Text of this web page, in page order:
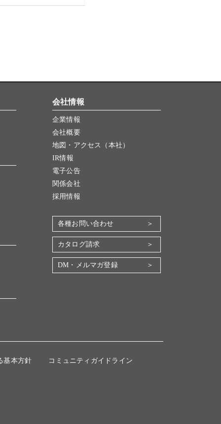
会社情報
企業情報
会社概要
地図・アクセス（本社）
IR情報
電子公告
関係会社
採用情報
各種お問い合わせ
カタログ請求
DM・メルマガ登録
基本方針 コミュニティガイドライン